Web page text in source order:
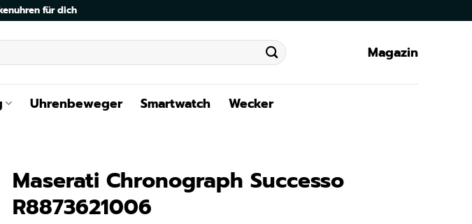
für dich
Magazin
Uhrenbeweger Smartwatch Wecker
Maserati Chronograph Successo
R8873621006